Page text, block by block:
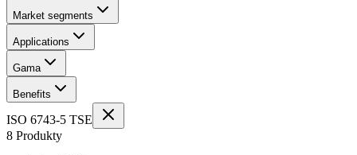
Market segments
Applications
Gama
Benefits
ISO 6743-5 TSE
8 Produkty